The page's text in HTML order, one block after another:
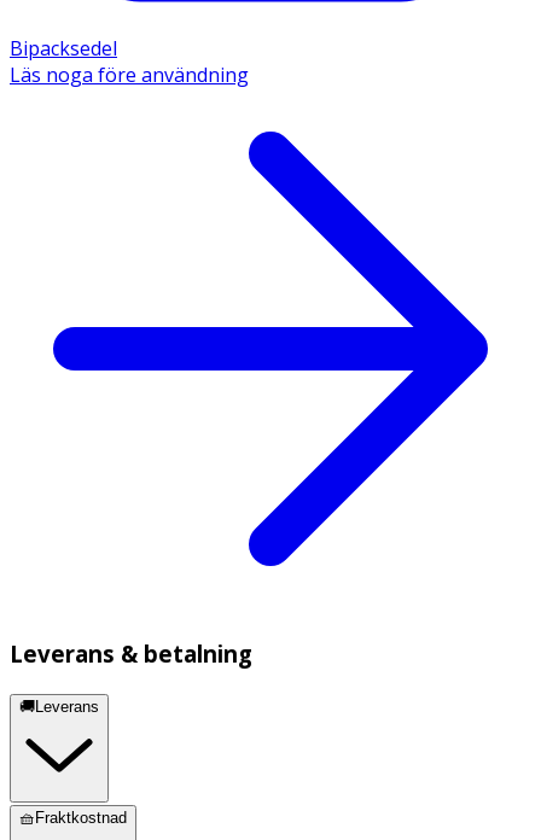
Bipacksedel
Läs noga före användning
Leverans & betalning
🚚Leverans
🧺Fraktkostnad